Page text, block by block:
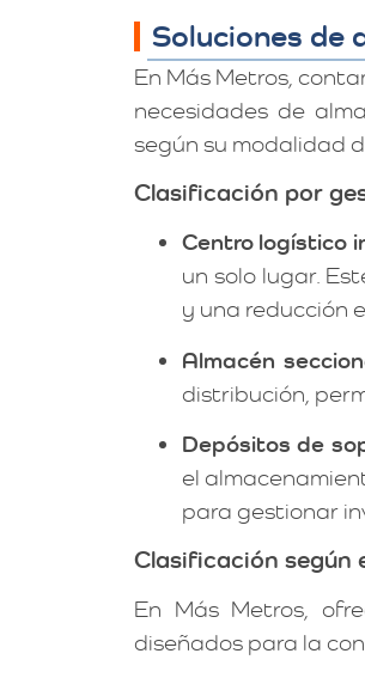
Soluciones de
En Más Metros,
necesidades de
según su modalidad
Clasificación por
Centro logístico
un solo lugar.
y una reducción
Almacén
distribución,
Depósitos de
el
para gestionar
Clasificación según
En Más Metros,
diseñados para la